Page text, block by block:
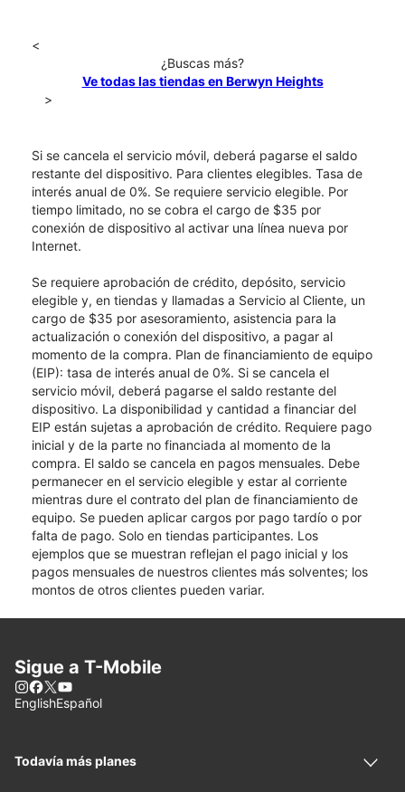
<
¿Buscas más?
Ve todas las tiendas en Berwyn Heights
>
Si se cancela el servicio móvil, deberá pagarse el saldo
restante del dispositivo. Para clientes elegibles. Tasa de
interés anual de 0%. Se requiere servicio elegible. Por
tiempo limitado, no se cobra el cargo de $35 por
conexión de dispositivo al activar una línea nueva por
Internet.
Se requiere aprobación de crédito, depósito, servicio
elegible y, en tiendas y llamadas a Servicio al Cliente, un
cargo de $35 por asesoramiento, asistencia para la
actualización o conexión del dispositivo, a pagar al
momento de la compra. Plan de financiamiento de equipo
(EIP): tasa de interés anual de 0%. Si se cancela el
servicio móvil, deberá pagarse el saldo restante del
dispositivo. La disponibilidad y cantidad a financiar del
EIP están sujetas a aprobación de crédito. Requiere pago
inicial y de la parte no financiada al momento de la
compra. El saldo se cancela en pagos mensuales. Debe
permanecer en el servicio elegible y estar al corriente
mientras dure el contrato del plan de financiamiento de
equipo. Se pueden aplicar cargos por pago tardío o por
falta de pago. Solo en tiendas participantes. Los
ejemplos que se muestran reflejan el pago inicial y los
pagos mensuales de nuestros clientes más solventes; los
montos de otros clientes pueden variar.